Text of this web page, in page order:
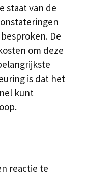
staat van de
De
om deze
is dat het
kunt
reactie te